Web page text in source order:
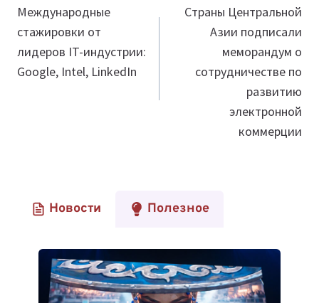
по
записям
Международные
стажировки от
лидеров IT-индустрии:
Google, Intel, LinkedIn
Страны Центральной
Азии подписали
меморандум о
сотрудничестве по
развитию
электронной
коммерции
Новости Полезное